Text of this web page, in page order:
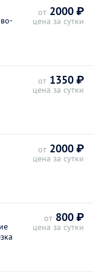
от 2000 ₽
цена за сутки
от 1350 ₽
цена за сутки
от 2000 ₽
цена за сутки
от 800 ₽
цена за сутки